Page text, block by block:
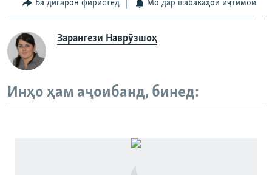
Ба дигарон фиристед Мо дар шабакаҳои иҷтимоӣ
Зарангези Наврӯзшоҳ
Инҳо ҳам аҷоибанд, бинед: